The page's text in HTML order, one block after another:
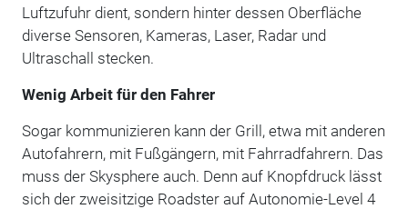
Luftzufuhr dient, sondern hinter dessen Oberfläche
diverse Sensoren, Kameras, Laser, Radar und
Ultraschall stecken.
Wenig Arbeit für den Fahrer
Sogar kommunizieren kann der Grill, etwa mit anderen
Autofahrern, mit Fußgängern, mit Fahrradfahrern. Das
muss der Skysphere auch. Denn auf Knopfdruck lässt
sich der zweisitzige Roadster auf Autonomie-Level 4